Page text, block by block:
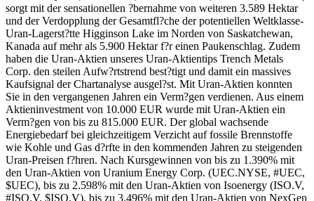
sorgt mit der sensationellen ?bernahme von weiteren 3.589 Hektar
und der Verdopplung der Gesamtfl?che der potentiellen Weltklasse-
Uran-Lagerst?tte Higginson Lake im Norden von Saskatchewan,
Kanada auf mehr als 5.900 Hektar f?r einen Paukenschlag. Zudem
haben die Uran-Aktien unseres Uran-Aktientips Trench Metals
Corp. den steilen Aufw?rtstrend best?tigt und damit ein massives
Kaufsignal der Chartanalyse ausgel?st. Mit Uran-Aktien konnten
Sie in den vergangenen Jahren ein Verm?gen verdienen. Aus einem
Aktieninvestment von 10.000 EUR wurde mit Uran-Aktien ein
Verm?gen von bis zu 815.000 EUR. Der global wachsende
Energiebedarf bei gleichzeitigem Verzicht auf fossile Brennstoffe
wie Kohle und Gas d?rfte in den kommenden Jahren zu steigenden
Uran-Preisen f?hren. Nach Kursgewinnen von bis zu 1.390% mit
den Uran-Aktien von Uranium Energy Corp. (UEC.NYSE, #UEC,
$UEC), bis zu 2.598% mit den Uran-Aktien von Isoenergy (ISO.V,
#ISO.V, $ISO.V), bis zu 3.496% mit den Uran-Aktien von NexGen